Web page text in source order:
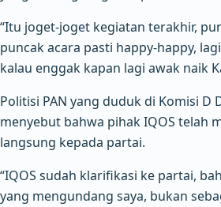
“Itu joget-joget kegiatan terakhir,
puncak acara pasti happy-happy,
kalau enggak kapan lagi awak naik
Politisi PAN yang duduk di Komisi D
menyebut bahwa pihak IQOS telah
langsung kepada partai.
“IQOS sudah klarifikasi ke partai,
yang mengundang saya, bukan